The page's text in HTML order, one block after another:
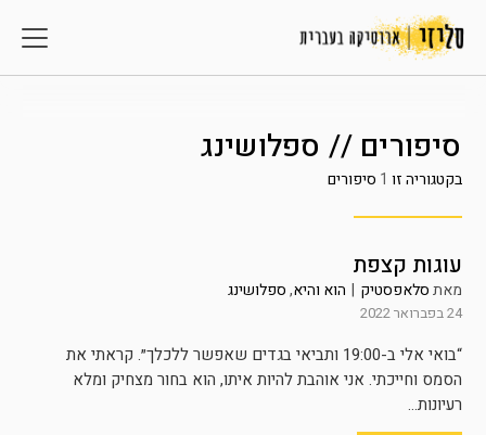
סיפורים // ספלושינג
בקטגוריה זו 1 סיפורים
עוגות קצפת
מאתסלאפסטיק | הוא והיא,ספלושינג
24 בפברואר 2022
“בואי אלי ב-19:00 ותביאי בגדים שאפשר ללכלך״. קראתי את
הסמס וחייכתי. אני אוהבת להיות איתו, הוא בחור מצחיק ומלא
רעיונות...